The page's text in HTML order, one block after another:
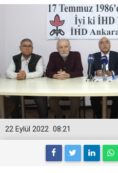
08:21
22 Eylül 2022